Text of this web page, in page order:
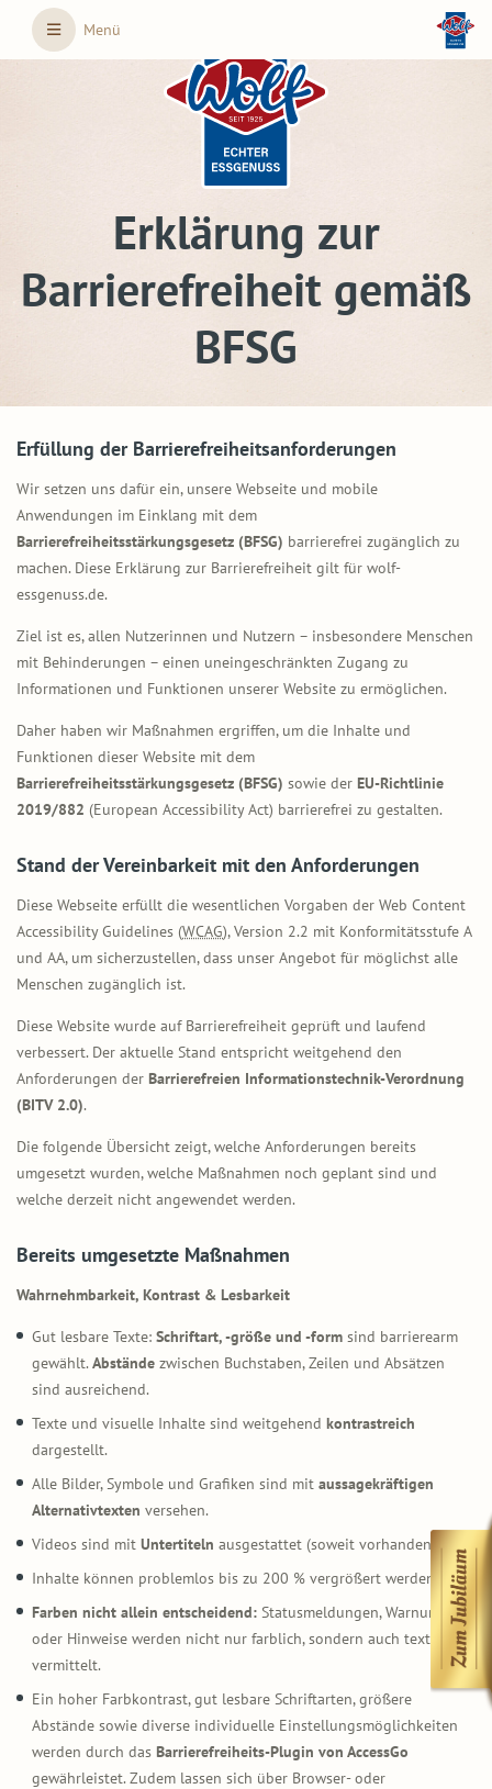
Skip to main content
Menü
Erklärung zur
Barrierefreiheit gemäß
BFSG
Erfüllung der Barrierefreiheitsanforderungen
Wir setzen uns dafür ein, unsere Webseite und mobile
Anwendungen im Einklang mit dem
Barrierefreiheitsstärkungsgesetz (BFSG) barrierefrei zugänglich zu
machen. Diese Erklärung zur Barrierefreiheit gilt für wolf-
essgenuss.de.
Ziel ist es, allen Nutzerinnen und Nutzern – insbesondere Menschen
mit Behinderungen – einen uneingeschränkten Zugang zu
Informationen und Funktionen unserer Website zu ermöglichen.
Daher haben wir Maßnahmen ergriffen, um die Inhalte und
Funktionen dieser Website mit dem
Barrierefreiheitsstärkungsgesetz (BFSG) sowie der EU-Richtlinie
2019/882 (European Accessibility Act) barrierefrei zu gestalten.
Stand der Vereinbarkeit mit den Anforderungen
Diese Webseite erfüllt die wesentlichen Vorgaben der Web Content
Accessibility Guidelines (WCAG), Version 2.2 mit Konformitätsstufe A
und AA, um sicherzustellen, dass unser Angebot für möglichst alle
Menschen zugänglich ist.
Diese Website wurde auf Barrierefreiheit geprüft und laufend
verbessert. Der aktuelle Stand entspricht weitgehend den
Anforderungen der Barrierefreien Informationstechnik-Verordnung
(BITV 2.0).
Die folgende Übersicht zeigt, welche Anforderungen bereits
umgesetzt wurden, welche Maßnahmen noch geplant sind und
welche derzeit nicht angewendet werden.
Bereits umgesetzte Maßnahmen
Wahrnehmbarkeit, Kontrast & Lesbarkeit
Gut lesbare Texte: Schriftart, -größe und -form sind barrierearm
gewählt. Abstände zwischen Buchstaben, Zeilen und Absätzen
sind ausreichend.
Texte und visuelle Inhalte sind weitgehend kontrastreich
dargestellt.
Alle Bilder, Symbole und Grafiken sind mit aussagekräftigen
Alternativtexten versehen.
Videos sind mit Untertiteln ausgestattet (soweit vorhanden).
Inhalte können problemlos bis zu 200 % vergrößert werden.
Farben nicht allein entscheidend: Statusmeldungen, Warnungen
oder Hinweise werden nicht nur farblich, sondern auch textlich
vermittelt.
Ein hoher Farbkontrast, gut lesbare Schriftarten, größere
Abstände sowie diverse individuelle Einstellungsmöglichkeiten
werden durch das Barrierefreiheits-Plugin von AccessGo
gewährleistet. Zudem lassen sich über Browser- oder